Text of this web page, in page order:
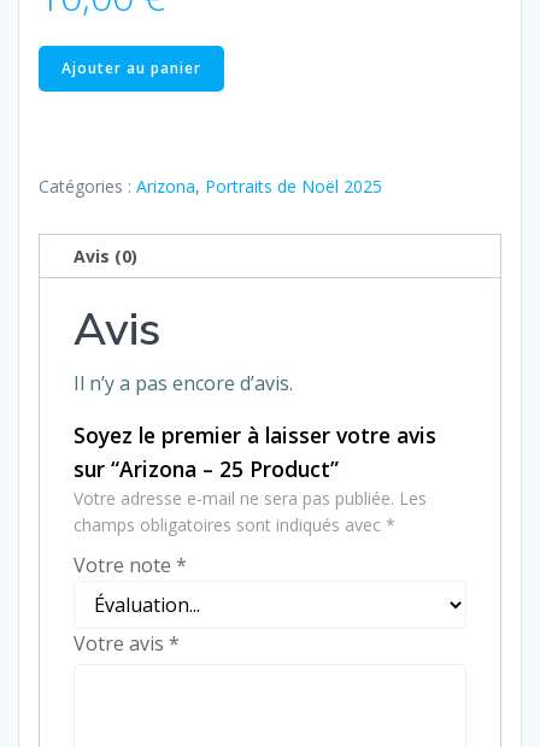
quantité
de
25
Ajouter au panier
Catégories : Arizona, Portraits de Noël 2025
Avis (0)
Avis
Il n’y a pas encore d’avis.
Soyez le premier à laisser votre avis
sur “Arizona – 25 Product”
Votre adresse e-mail ne sera pas publiée. Les
champs obligatoires sont indiqués avec *
Votre note *
Votre avis *